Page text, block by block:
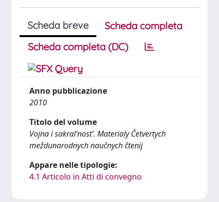
Scheda breve
Scheda completa
Scheda completa (DC)
Anno pubblicazione
2010
Titolo del volume
Vojna i sakral’nost’. Materialy Četvertych
meždunarodnych naučnych čtenij
Appare nelle tipologie:
4.1 Articolo in Atti di convegno